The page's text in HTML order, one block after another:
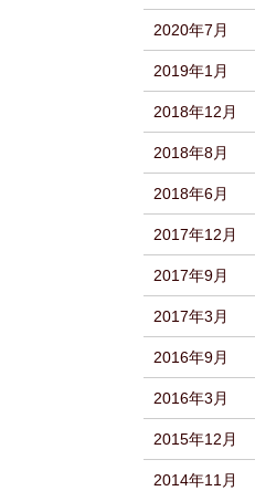
2020年7月
2019年1月
2018年12月
2018年8月
2018年6月
2017年12月
2017年9月
2017年3月
2016年9月
2016年3月
2015年12月
2014年11月